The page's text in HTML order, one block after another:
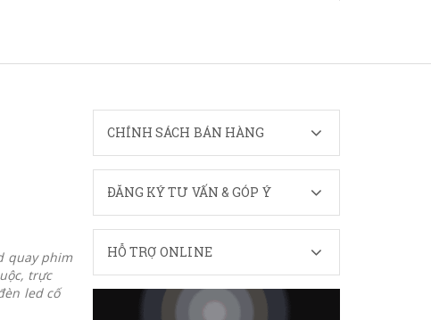
quay phim
trực
led cố
CHÍNH SÁCH BÁN HÀNG
ĐĂNG KÝ TƯ VẤN & GÓP Ý
HỖ TRỢ ONLINE